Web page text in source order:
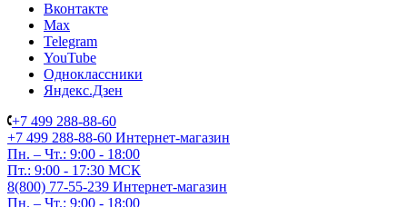
Вконтакте
Max
Telegram
YouTube
Одноклассники
Яндекс.Дзен
+7 499 288-88-60
+7 499 288-88-60 Интернет-магазин
Пн. – Чт.: 9:00 - 18:00
Пт.: 9:00 - 17:30 МСК
8(800) 77-55-239 Интернет-магазин
Пн. – Чт.: 9:00 - 18:00